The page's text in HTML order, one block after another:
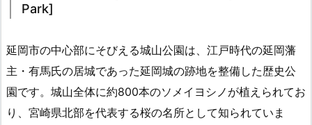
Park]
延岡市の中心部にそびえる城山公園は、江戸時代の延岡藩
主・有馬氏の居城であった延岡城の跡地を整備した歴史公
園です。城山全体に約800本のソメイヨシノが植えられてお
り、宮崎県北部を代表する桜の名所として知られていま